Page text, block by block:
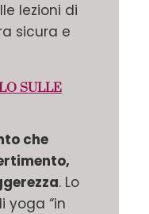
lezioni di
sicura e
SULLE
che
. Lo
yoga “in